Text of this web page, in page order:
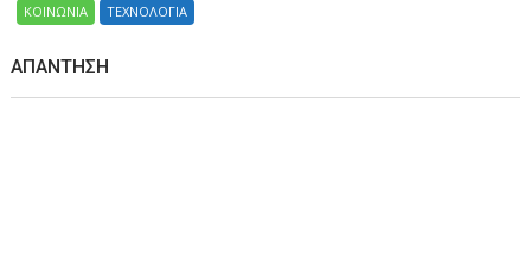
ΚΟΙΝΩΝΙΑ ΤΕΧΝΟΛΟΓΙΑ
ΑΠΆΝΤΗΣΗ